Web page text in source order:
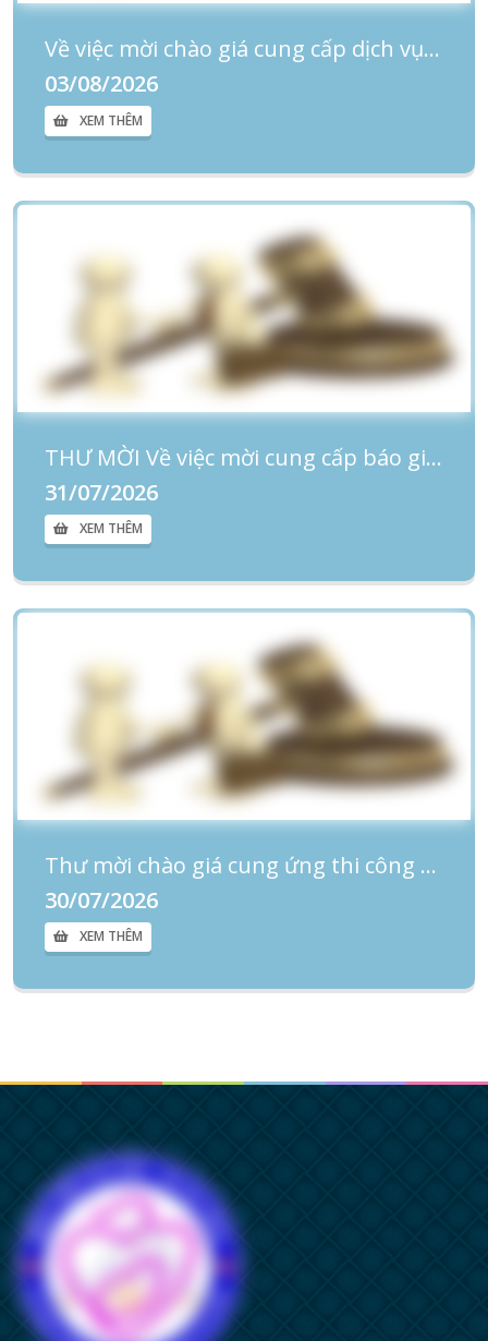
Về việc mời chào giá cung cấp dịch vụ thẩm định giá Gói thầu: Sử dụng một phần diện tích mặt bằng tại Bệnh viện Phụ sản-Nhi Đà Nẵng vào mục đích cho thuê
03/08/2026
XEM THÊM
THƯ MỜI Về việc mời cung cấp báo giá nâng cấp chức năng phần mềm Quản lý bệnh viện
31/07/2026
XEM THÊM
Thư mời chào giá cung ứng thi công bảng biển tại các khoa phòng
30/07/2026
XEM THÊM